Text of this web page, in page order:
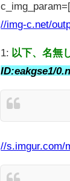
//img-c.net/
1: 以下、名無
ID:eakgse1/
//s.imgur.com/